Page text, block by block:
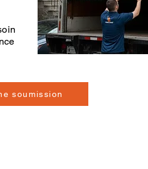
soumission